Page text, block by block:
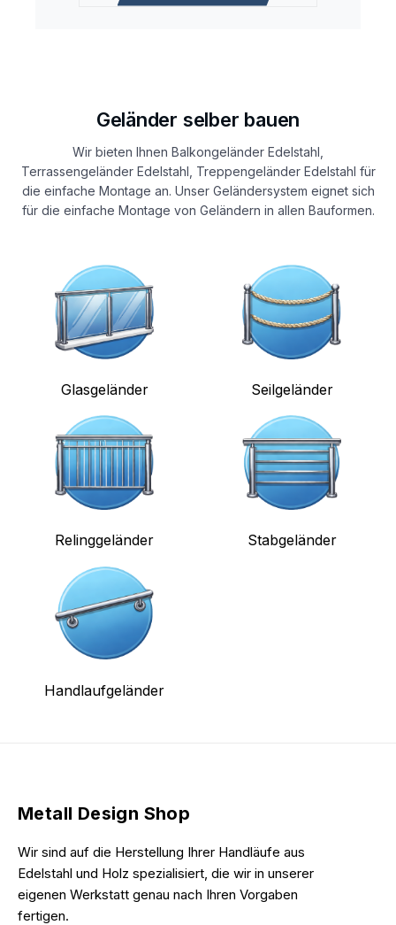
Geländer selber bauen
Wir bieten Ihnen Balkongeländer Edelstahl,
Terrassengeländer Edelstahl, Treppengeländer Edelstahl für
die einfache Montage an. Unser Geländersystem eignet sich
für die einfache Montage von Geländern in allen Bauformen.
Glasgeländer Seilgeländer
Relinggeländer Stabgeländer
Handlaufgeländer
Metall Design Shop
Wir sind auf die Herstellung Ihrer Handläufe aus
Edelstahl und Holz spezialisiert, die wir in unserer
eigenen Werkstatt genau nach Ihren Vorgaben
fertigen.